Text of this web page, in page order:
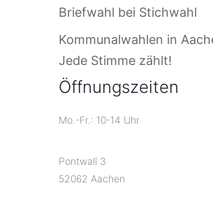
Briefwahl bei Stichwahl
Kommunalwahlen in
Jede Stimme zählt!
Öffnungszeiten
Mo.-Fr.: 10-14 Uhr
Pontwall 3
52062 Aachen